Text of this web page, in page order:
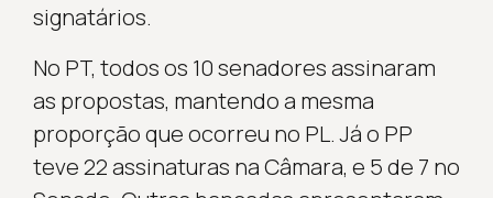
signatários.
No PT, todos os 10 senadores assinaram
as propostas, mantendo a mesma
proporção que ocorreu no PL. Já o PP
teve 22 assinaturas na Câmara, e 5 de 7 no